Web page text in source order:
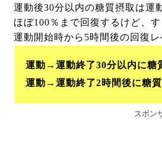
運動後30分以内の糖質摂取は運
ほぼ100％まで回復するけど、
運動開始時から5時間後の回復
運動→運動終了30分以内に糖
運動→運動終了2時間後に糖
スポン